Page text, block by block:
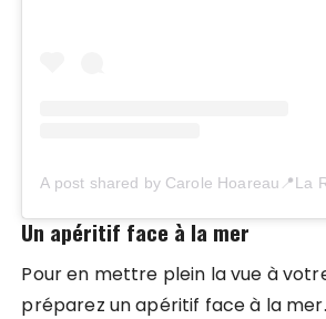
A post shared by Carole Hoareau 📍La
Un apéritif face à la mer
Pour en mettre plein la vue à
préparez un apéritif face à la